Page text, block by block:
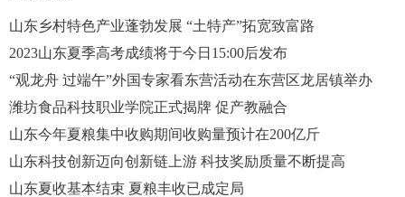
山东乡村特色产业蓬勃发展 “土特产”拓宽致富路
2023山东夏季高考成绩将于今日15:00后发布
“观龙舟 过端午”外国专家看东营活动在东营区龙居镇举办
潍坊食品科技职业学院正式揭牌 促产教融合
山东今年夏粮集中收购期间收购量预计在200亿斤
山东科技创新迈向创新链上游 科技奖励质量不断提高
山东夏收基本结束 夏粮丰收已成定局